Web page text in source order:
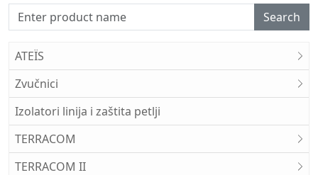
Search
ATEÏS
Zvučnici
Izolatori linija i zaštita petlji
TERRACOM
TERRACOM II